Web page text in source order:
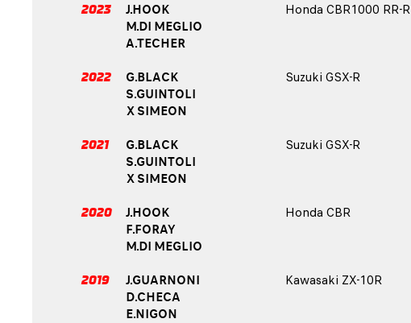
2023
J.HOOK
M.DI MEGLIO
A.TECHER
Honda CBR1000 RR-R
2022
G.BLACK
S.GUINTOLI
X SIMEON
Suzuki GSX-R
2021
G.BLACK
S.GUINTOLI
X SIMEON
Suzuki GSX-R
2020
J.HOOK
F.FORAY
M.DI MEGLIO
Honda CBR
2019
J.GUARNONI
D.CHECA
E.NIGON
Kawasaki ZX-10R